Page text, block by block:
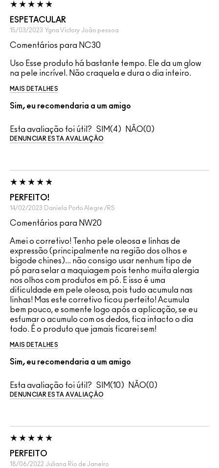
ESPETACULAR
15/03/2023 Ygna Victory João pessoa
Comentários para NC30
Uso Esse produto há bastante tempo. Ele da um glow
na pele incrível. Não craquela e dura o dia inteiro.
MAIS DETALHES
Sim, eu recomendaria a um amigo
Esta avaliação foi útil? 4 0
DENUNCIAR ESTA AVALIAÇÃO
PERFEITO!
14/02/2023 Daniela Porto Alegre /RS
Comentários para NW20
Amei o corretivo! Tenho pele oleosa e linhas de
expressão (principalmente na região dos olhos e
bigode chines)... não consigo usar nenhum tipo de
pó para selar a maquiagem pois tenho muita alergia
nos olhos com produtos em pó. E isso é uma
dificuldade em pele oleosa, pois tudo acumula nas
linhas! Mas este corretivo ficou perfeito! Acumula
bem pouco, e somente logo após a aplicação, se eu
esfumar o acumulo com os dedos, fica intacto o dia
todo. É o produto que jamais ficarei sem!
MAIS DETALHES
Sim, eu recomendaria a um amigo
Esta avaliação foi útil? 10 0
DENUNCIAR ESTA AVALIAÇÃO
PERFEITO
18/06/2022 Juliana Rio de Janeiro